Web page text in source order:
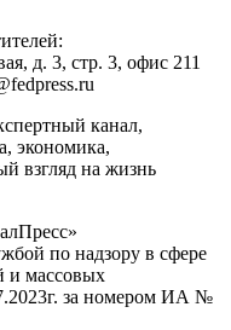
д. 3, стр. 3, офис 211
канал,
экономика,
взгляд на жизнь
по надзору в сфере
и массовых
за номером ИА №